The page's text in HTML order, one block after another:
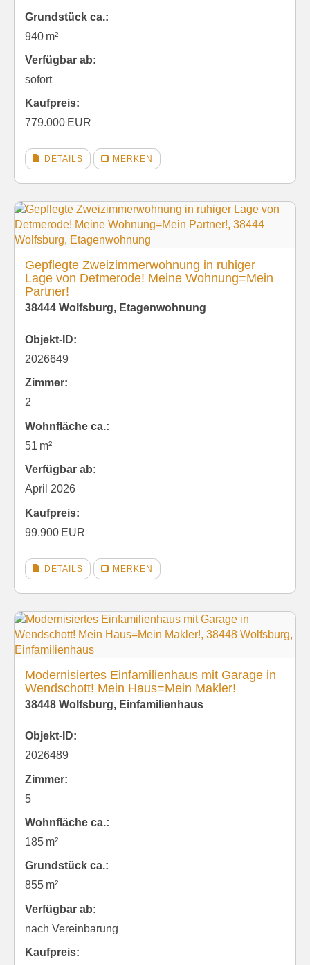
Grund­stück ca.:
940 m²
Verfügbar ab:
sofort
Kaufpreis:
779.000 EUR
DETAILS MERKEN
Gepflegte Zweizimmerwohnung in ruhiger
Lage von Detmerode! Meine Wohnung=Mein
Partner!
38444 Wolfsburg, Etagenwohnung
Objekt-ID:
2026649
Zimmer:
2
Wohnfläche ca.:
51 m²
Verfügbar ab:
April 2026
Kaufpreis:
99.900 EUR
DETAILS MERKEN
Modernisiertes Einfamilienhaus mit Garage in
Wendschott! Mein Haus=Mein Makler!
38448 Wolfsburg, Einfamilienhaus
Objekt-ID:
2026489
Zimmer:
5
Wohnfläche ca.:
185 m²
Grund­stück ca.:
855 m²
Verfügbar ab:
nach Vereinbarung
Kaufpreis: